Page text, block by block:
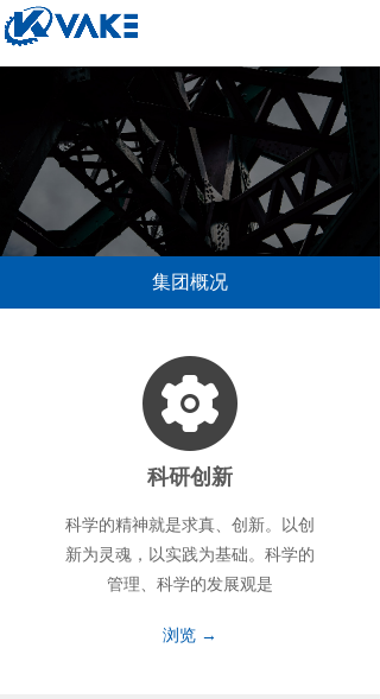
集团概况
科学的精神就是求真、创新。以创
新为灵魂，以实践为基础。科学的
管理、科学的发展观是
科研创新
浏览 →